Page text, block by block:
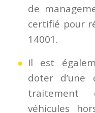
de
certifié pour
14001.
Il est
doter
traitement
véhicules